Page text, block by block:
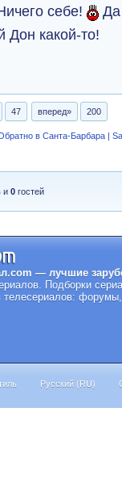
себе!
Да
Дон какой-то!
47 вперед» 200
в Санта-Барбара |
и0 гостей
— лучшие
Подборки
телесериалов:
Русский (RU)